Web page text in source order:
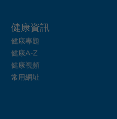
健康資訊
健康專題
健康A-Z
健康視頻
常用網址